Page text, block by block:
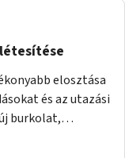
elosztása
és az utazási
burkolat,